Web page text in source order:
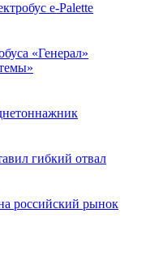
e-Palette
«Генерал»
гибкий отвал
российский рынок